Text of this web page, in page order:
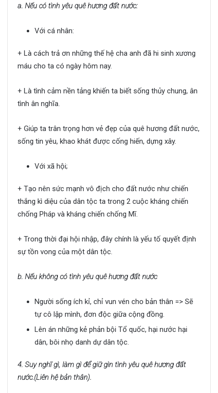
a. Nếu có tình yêu quê hương đất nước:
Với cá nhân:
+ Là cách trả ơn những thế hệ cha anh đã hi sinh xương
máu cho ta có ngày hôm nay.
+ Là tình cảm nền tảng khiến ta biết sống thủy chung, ân
tình ân nghĩa.
+ Giúp ta trân trọng hơn vẻ đẹp của quê hương đất nước,
sống tin yêu, khao khát được cống hiến, dựng xây.
Với xã hội;
+ Tạo nên sức mạnh vô địch cho đất nước như chiến
thắng kì diệu của dân tộc ta trong 2 cuộc kháng chiến
chống Pháp và kháng chiến chống Mĩ.
+ Trong thời đại hội nhập, đây chính là yếu tố quyết định
sự tồn vong của một dân tộc.
b. Nếu không có tình yêu quê hương đất nước
Người sống ích kỉ, chỉ vun vén cho bản thân => Sẽ
tự cô lập mình, đơn độc giữa cộng đồng.
Lên án những kẻ phản bội Tổ quốc, hại nước hại
dân, bôi nhọ danh dự dân tộc.
4. Suy nghĩ gì, làm gì để giữ gìn tình yêu quê hương đất
nước.(Liên hệ bản thân).